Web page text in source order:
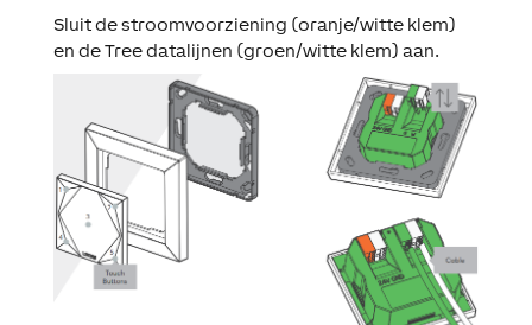
Sluit de stroomvoorziening (oranje/witte klem)
en de Tree datalijnen (groen/witte klem) aan.